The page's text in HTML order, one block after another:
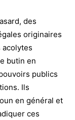
des
originaires
acolytes
butin en
publics
Ils
en général et
ces